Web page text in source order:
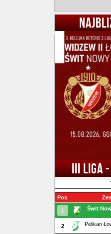
III LIGA
Pos
1 Świt
2 Pelikan